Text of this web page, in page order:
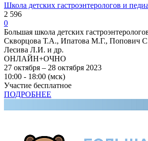
Школа детских гастроэнтерологов и
2 596
0
Большая школа детских
Скворцова Т.А., Ипатова М.Г., Попович
Лесива Л.И. и др.
ОНЛАЙН+ОЧНО
27 октября – 28 октября 2023
10:00 - 18:00 (мск)
Участие бесплатное
ПОДРОБНЕЕ